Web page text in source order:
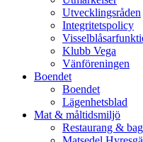
Utvecklingsråden
Integritetspolicy
Klubb Vega
Vänföreningen
Boendet
Boendet
Lägenhetsblad
Mat & måltidsmiljö
Restaurang &